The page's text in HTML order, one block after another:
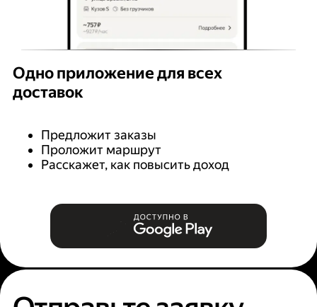
Одно приложение для всех
доставок
Предложит заказы
Проложит маршрут
Расскажет, как повысить доход